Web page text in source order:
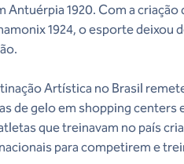
Antuérpia 1920. Com a
1924, o esporte deixou
Artística no Brasil
de gelo em shopping centers
que treinavam no país
para competirem e